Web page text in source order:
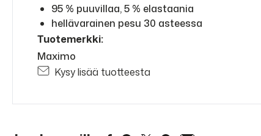
95 % puuvillaa, 5 % elastaania
hellävarainen pesu 30 asteessa
Tuotemerkki:
Maximo
Kysy lisää tuotteesta